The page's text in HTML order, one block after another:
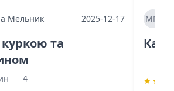
Мельник 2025-12-17
та
4
ММ
★ ★